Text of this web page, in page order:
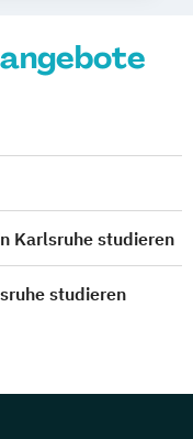
Karlsruhe studieren
studieren